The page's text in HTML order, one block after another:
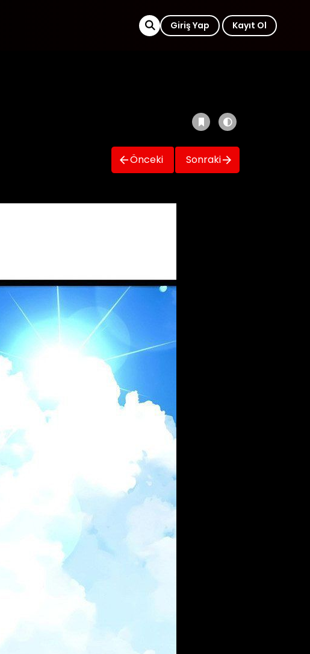
Giriş Yap Kayıt Ol
Önceki Sonraki